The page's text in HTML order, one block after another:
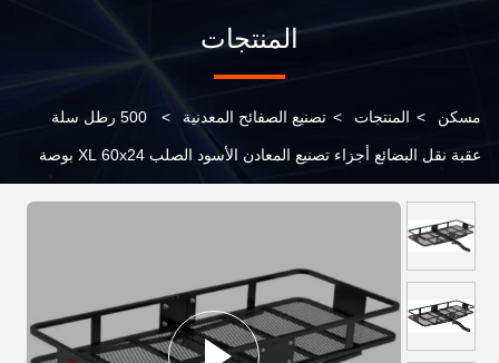
المنتجات
مسكن > المنتجات > تصنيع الصفائح المعدنية > 500 رطل سلة
عقبة نقل البضائع أجزاء تصنيع المعادن الأسود الصلب XL 60x24 بوصة